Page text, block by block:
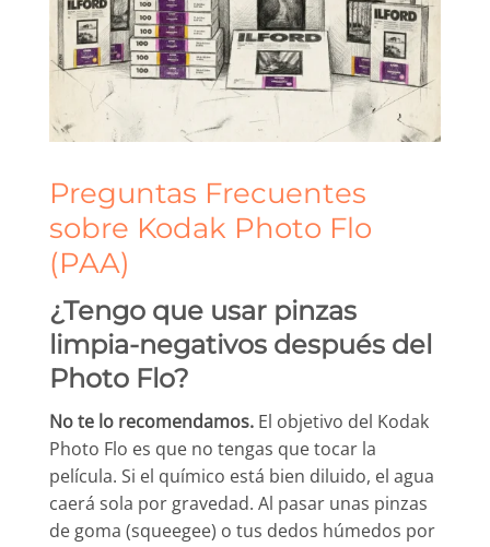
Preguntas Frecuentes
sobre Kodak Photo Flo
(PAA)
¿Tengo que usar pinzas
limpia-negativos después del
Photo Flo?
No te lo recomendamos. El objetivo del Kodak
Photo Flo es que no tengas que tocar la
película. Si el químico está bien diluido, el agua
caerá sola por gravedad. Al pasar unas pinzas
de goma (squeegee) o tus dedos húmedos por